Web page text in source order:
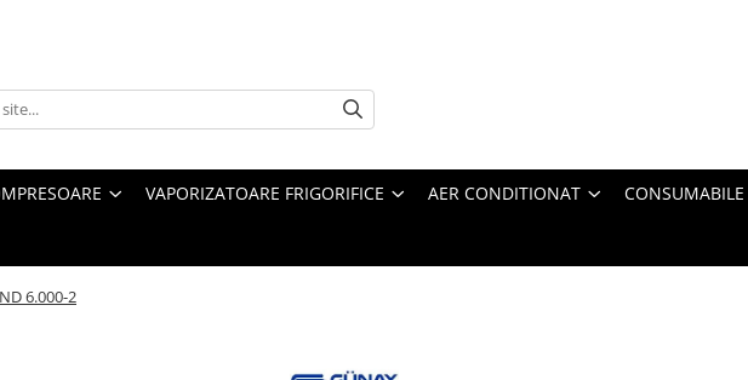
VAPORIZATOARE FRIGORIFICE AER CONDITIONAT CONSUMABILE
6.000-2